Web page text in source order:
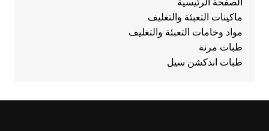
الصفحة الرئيسية
ماكينات التعبئة والتغليف
مواد وخامات التعبئة والتغليف
طبات مرنة
طبات اندكشن سيل